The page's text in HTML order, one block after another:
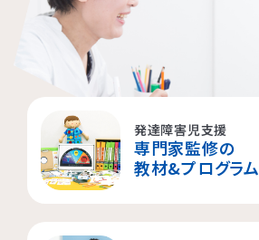
発達障害児支援
専門家監修の
教材&プログラム